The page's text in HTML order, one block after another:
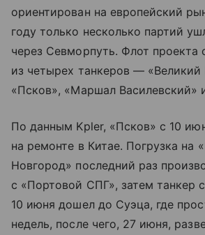
ориентирован на европейский
году только несколько партий
через Севморпуть. Флот проекта
из четырех танкеров — «Великий
«Псков», «Маршал Василевский»
По данным Kpler, «Псков» с 10
на ремонте в Китае. Погрузка на
Новгород» последний раз
с «Портовой СПГ», затем танкер
10 июня дошел до Суэца, где
недель, после чего, 27 июня,